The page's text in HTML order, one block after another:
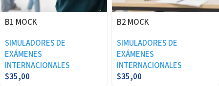
B1 MOCK
SIMULADORES DE
EXÁMENES
INTERNACIONALES
$35,00
B2 MOCK
SIMULADORES DE
EXÁMENES
INTERNACIONALES
$35,00